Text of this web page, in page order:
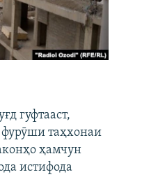
гуфтааст,
таҳхонаи
ҳамчун
истифода